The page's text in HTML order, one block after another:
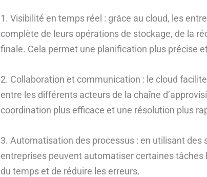
1. Visibilité en temps réel : grâce au cloud, les
complète de leurs opérations de stockage, de la
finale. Cela permet une planification plus précise
2. Collaboration et communication : le cloud
entre les différents acteurs de la chaîne
coordination plus efficace et une résolution plus
3. Automatisation des processus : en utilisant des
entreprises peuvent automatiser certaines tâches
du temps et de réduire les erreurs.